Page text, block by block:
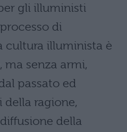
gli illuministi
di
cultura illuminista è
ma senza armi,
passato ed
della ragione,
della